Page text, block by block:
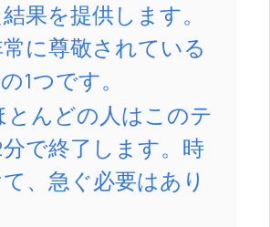
果を提供します。
に尊敬されている
1つです。
とんどの人はこのテ
分で終了します。時
、急ぐ必要はあり